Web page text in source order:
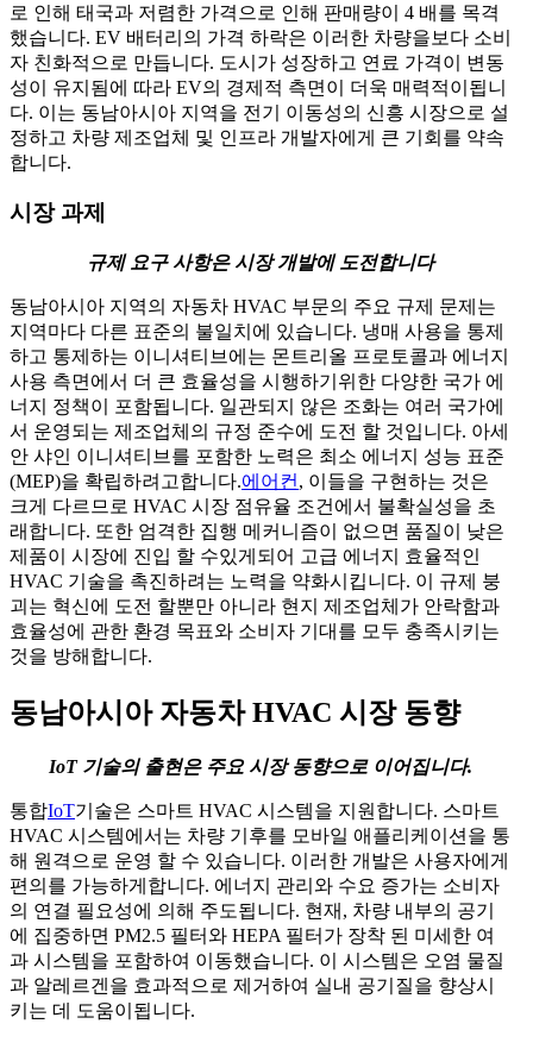
로 인해 태국과 저렴한 가격으로 인해 판매량이 4 배를 목격
했습니다. EV 배터리의 가격 하락은 이러한 차량을보다 소비
자 친화적으로 만듭니다. 도시가 성장하고 연료 가격이 변동
성이 유지됨에 따라 EV의 경제적 측면이 더욱 매력적이됩니
다. 이는 동남아시아 지역을 전기 이동성의 신흥 시장으로 설
정하고 차량 제조업체 및 인프라 개발자에게 큰 기회를 약속
합니다.
시장 과제
규제 요구 사항은 시장 개발에 도전합니다
동남아시아 지역의 자동차 HVAC 부문의 주요 규제 문제는
지역마다 다른 표준의 불일치에 있습니다. 냉매 사용을 통제
하고 통제하는 이니셔티브에는 몬트리올 프로토콜과 에너지
사용 측면에서 더 큰 효율성을 시행하기위한 다양한 국가 에
너지 정책이 포함됩니다. 일관되지 않은 조화는 여러 국가에
서 운영되는 제조업체의 규정 준수에 도전 할 것입니다. 아세
안 샤인 이니셔티브를 포함한 노력은 최소 에너지 성능 표준
(MEP)을 확립하려고합니다.에어컨 , 이들을 구현하는 것은
크게 다르므로 HVAC 시장 점유율 조건에서 불확실성을 초
래합니다. 또한 엄격한 집행 메커니즘이 없으면 품질이 낮은
제품이 시장에 진입 할 수있게되어 고급 에너지 효율적인
HVAC 기술을 촉진하려는 노력을 약화시킵니다. 이 규제 붕
괴는 혁신에 도전 할뿐만 아니라 현지 제조업체가 안락함과
효율성에 관한 환경 목표와 소비자 기대를 모두 충족시키는
것을 방해합니다.
동남아시아 자동차 HVAC 시장 동향
IoT 기술의 출현은 주요 시장 동향으로 이어집니다.
통합IoT기술은 스마트 HVAC 시스템을 지원합니다. 스마트
HVAC 시스템에서는 차량 기후를 모바일 애플리케이션을 통
해 원격으로 운영 할 수 있습니다. 이러한 개발은 사용자에게
편의를 가능하게합니다. 에너지 관리와 수요 증가는 소비자
의 연결 필요성에 의해 주도됩니다. 현재, 차량 내부의 공기
에 집중하면 PM2.5 필터와 HEPA 필터가 장착 된 미세한 여
과 시스템을 포함하여 이동했습니다. 이 시스템은 오염 물질
과 알레르겐을 효과적으로 제거하여 실내 공기질을 향상시
키는 데 도움이됩니다.